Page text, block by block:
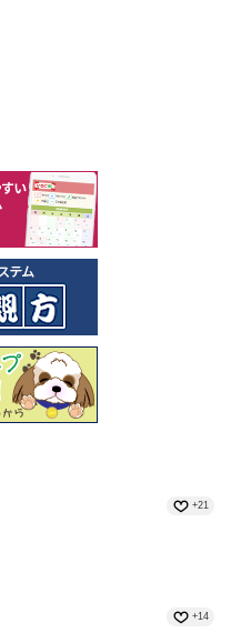
+21
+14